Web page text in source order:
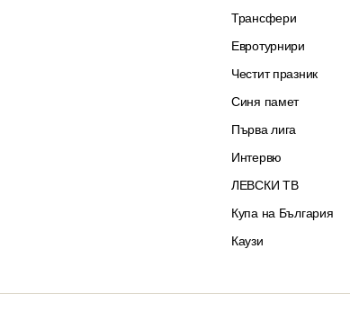
Трансфери
Евротурнири
Честит празник
Синя памет
Първа лига
Интервю
ЛЕВСКИ ТВ
Купа на България
Каузи